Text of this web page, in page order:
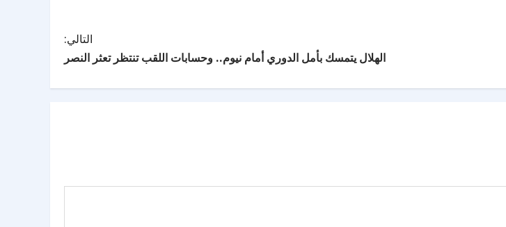
التالي:
الهلال يتمسك بأمل الدوري أمام نيوم.. وحسابات اللقب تنتظر تعثر النصر